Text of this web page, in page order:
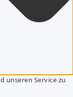
unseren Service zu